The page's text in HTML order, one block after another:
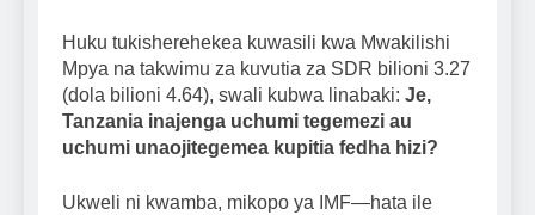
Huku tukisherehekea kuwasili kwa Mwakilishi
Mpya na takwimu za kuvutia za SDR bilioni 3.27
(dola bilioni 4.64), swali kubwa linabaki: Je,
Tanzania inajenga uchumi tegemezi au
uchumi unaojitegemea kupitia fedha hizi?
Ukweli ni kwamba, mikopo ya IMF—hata ile